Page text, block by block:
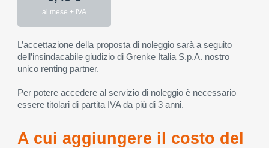
al mese + IVA
L’accettazione della proposta di noleggio sarà a seguito
dell’insindacabile giudizio di Grenke Italia S.p.A. nostro
unico renting partner.
Per potere accedere al servizio di noleggio è necessario
essere titolari di partita IVA da più di 3 anni.
A cui aggiungere il costo del